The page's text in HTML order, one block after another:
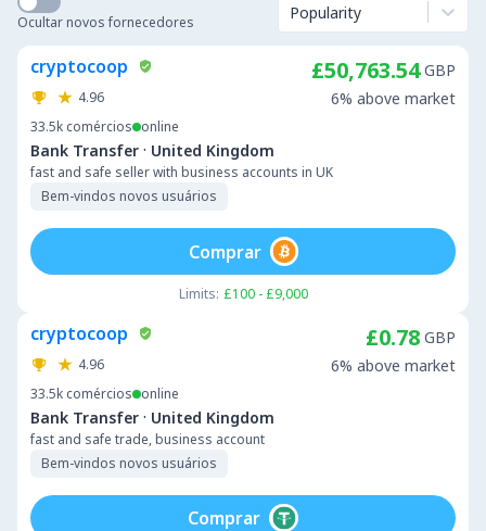
Ocultar novos fornecedores Popularity
cryptocoop
4.96
33.5k comércios online
Bank Transfer · United Kingdom
fast and safe seller with business accounts in UK
Bem-vindos novos usuários
£50,763.54 GBP
6% above market
Limits: £100 - £9,000
Comprar
cryptocoop
4.96
33.5k comércios online
Bank Transfer · United Kingdom
fast and safe trade, business account
Bem-vindos novos usuários
£0.78 GBP
6% above market
Comprar